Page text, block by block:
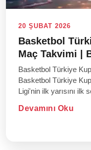
20 ŞUBAT 2026
Basketbol
Maç Takvimi |
Basketbol Türkiye
Basketbol Türkiye
Ligi'nin ilk yarısını ilk
Devamını Oku